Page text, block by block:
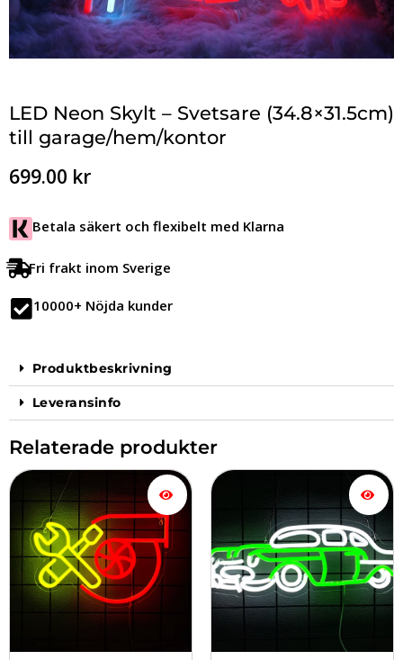
LED Neon Skylt – Svetsare (34.8×31.5cm)
till garage/hem/kontor
699.00 kr
Betala säkert och flexibelt med Klarna
Fri frakt inom Sverige
10000+ Nöjda kunder
Produktbeskrivning
Leveransinfo
Relaterade produkter